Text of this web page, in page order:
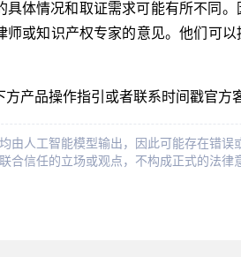
具体情况和取证需求可能有所不同
师或知识产权专家的意见。他们可
方产品操作指引或者联系时间戳官方
由人工智能模型输出，因此可能存在错
合信任的立场或观点，不构成正式的法律